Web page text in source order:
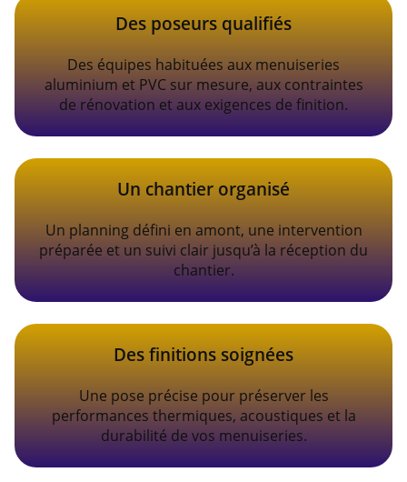
Des poseurs qualifiés
Des équipes habituées aux menuiseries
aluminium et PVC sur mesure, aux contraintes
de rénovation et aux exigences de finition.
Un chantier organisé
Un planning défini en amont, une intervention
préparée et un suivi clair jusqu’à la réception du
chantier.
Des finitions soignées
Une pose précise pour préserver les
performances thermiques, acoustiques et la
durabilité de vos menuiseries.